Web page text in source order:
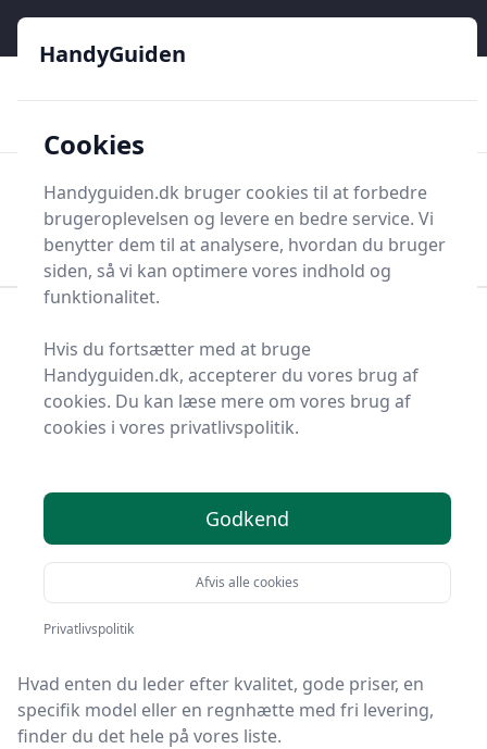
HandyGuiden
Søg nu
Søg nu
Diverse værktøj
Arbejdstøj og -sikkerhed
Regnhætte
Find de bedste
valgmuligheder
Velkommen til HandyGuiden! Vi har gjort arbejdet for
dig og udvalgt 1 af de bedste regnhætter på
markedet.
Hvad enten du leder efter kvalitet, gode priser, en
specifik model eller en regnhætte med fri levering,
finder du det hele på vores liste.
HandyGuiden
Cookies
Handyguiden.dk bruger cookies til at forbedre
brugeroplevelsen og levere en bedre service. Vi
benytter dem til at analysere, hvordan du bruger
siden, så vi kan optimere vores indhold og
funktionalitet.
Hvis du fortsætter med at bruge
Handyguiden.dk, accepterer du vores brug af
cookies. Du kan læse mere om vores brug af
cookies i vores privatlivspolitik.
Godkend
Afvis alle cookies
Privatlivspolitik